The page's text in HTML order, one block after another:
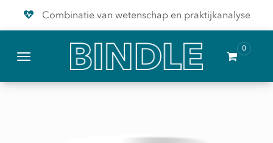
Combinatie van wetenschap en praktijkanalyse
Samen genezen wij de zorg
Toggle navigation
0